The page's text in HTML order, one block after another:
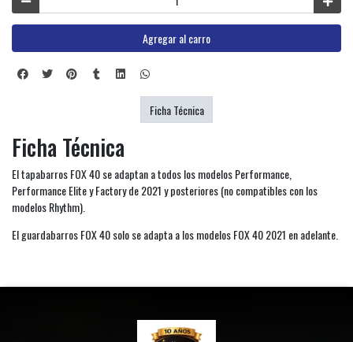
Agregar al carro
Ficha Técnica
El tapabarros FOX 40 se adaptan a todos los modelos Performance,
Performance Elite y Factory de 2021 y posteriores (no compatibles con los
modelos Rhythm).
El guardabarros FOX 40 solo se adapta a los modelos FOX 40 2021 en adelante.
Ficha Técnica